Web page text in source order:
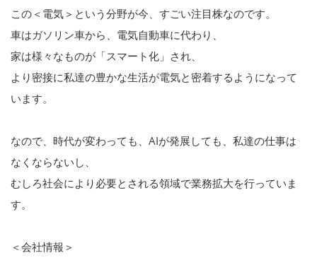
この＜電気＞という分野が今、すごい注目株なのです。
車はガソリン車から、電気自動車に代わり、
家は様々なものが「スマート化」され、
より密接に私達の豊かな生活が電気と密着するようになって
います。
なので、時代が変わっても、AIが発展しても、私達の仕事は
なくならないし、
むしろ社会により必要とされる領域で業務拡大を行っていま
す。
＜会社情報＞